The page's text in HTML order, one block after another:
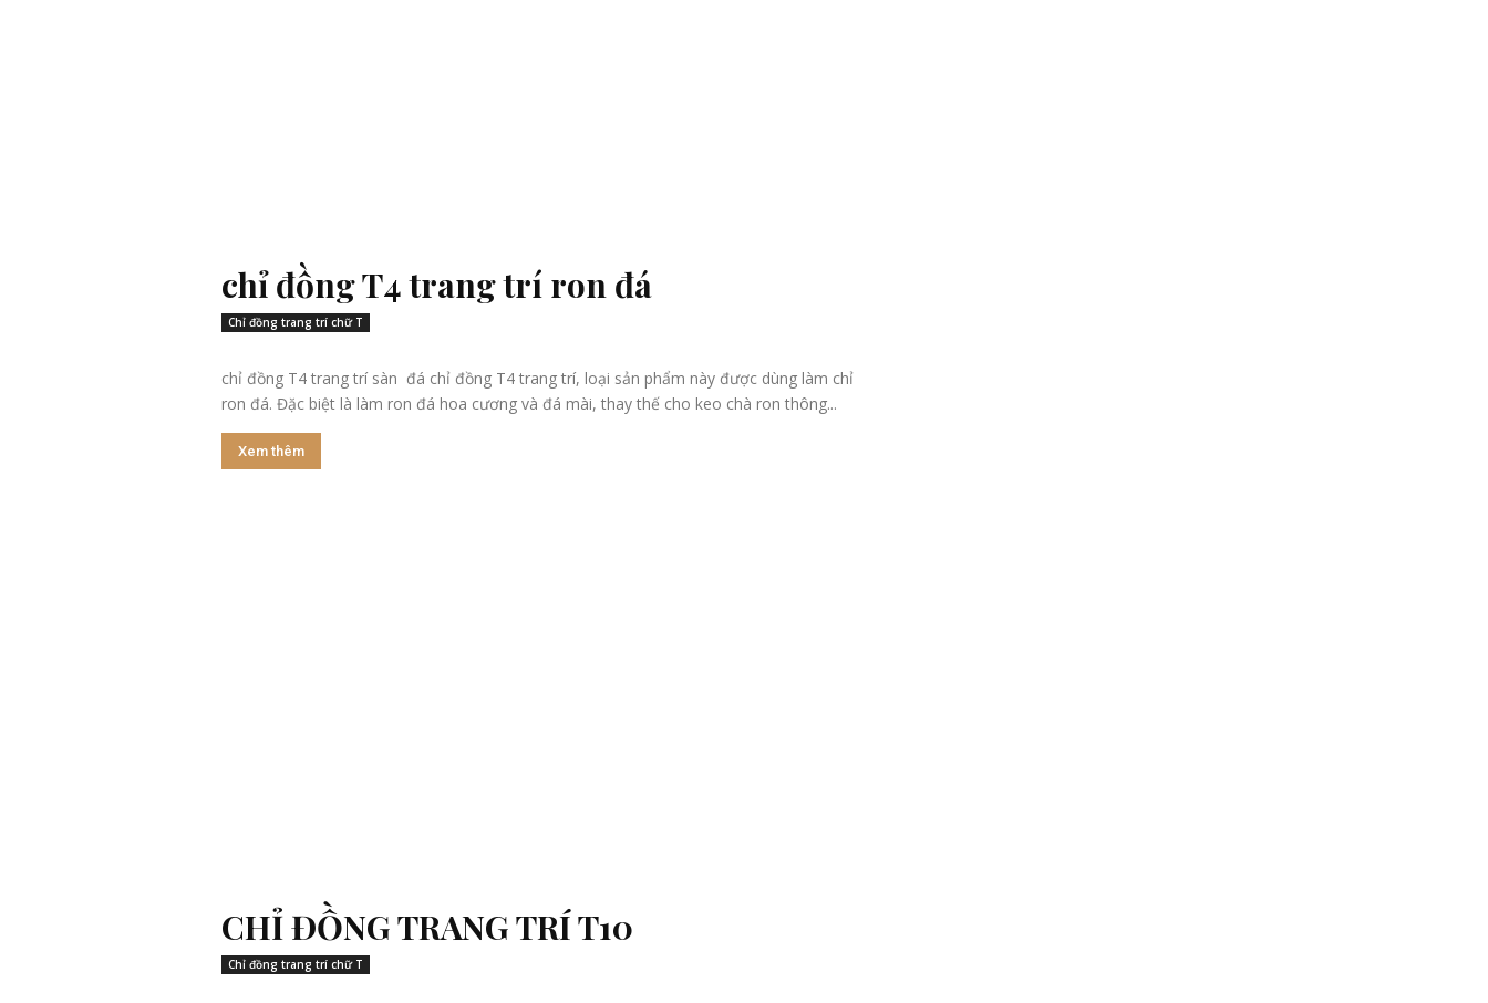
chỉ đồng T4 trang trí ron đá
Chỉ đồng trang trí chữ T
chỉ đồng T4 trang trí sàn đá chỉ đồng T4 trang trí, loại sản phẩm này được dùng làm chỉ
ron đá. Đặc biệt là làm ron đá hoa cương và đá mài, thay thế cho keo chà ron thông...
Xem thêm
CHỈ ĐỒNG TRANG TRÍ T10
Chỉ đồng trang trí chữ T